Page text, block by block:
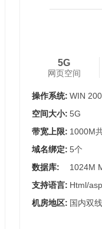
5G
网页空间
操作系统: WIN
空间大小: 5G
带宽上限: 1000M
域名绑定: 5个
数据库:
1024M
支持语言: Html/
机房地区: 国内双